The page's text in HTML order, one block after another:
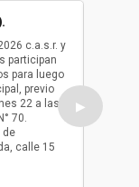
c.a.s.r. y
participan
para luego
previo
22 a las
70.
de
calle 15
ser
oficio
▶